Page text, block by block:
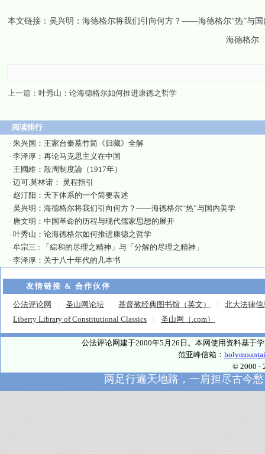
本文链接： 吴兴明：海德格尔将我们引向何方？——海德格尔“热”与国
海德格尔
上一篇： 叶秀山：论海德格尔如何推进康德之哲学
阅读排行
· 朱兴国：王家台秦墓竹简《归藏》全解
· 李泽厚：再论马克思主义在中国
· 王國維：殷周制度論（1917年）
· 迈可.莫林诺： 灵程指引
· 赵汀阳：天下体系的一个简要表述
· 吴兴明：海德格尔将我们引向何方？——海德格尔“热”与国内美学
· 唐文明：中国革命的历程与现代儒家思想的展开
· 叶秀山：论海德格尔如何推进康德之哲学
· 牟宗三 : 「綜和的尽理之精神」与「分解的尽理之精神」
· 李泽厚：关于八十年代的几本书
友情链接 & 合作伙伴
公法评论网 圣山网论坛 基督教经典图书馆（英文）
北大法律信
Liberty Library of Constitutional Classics
圣山网（.com）
公法评论网建于2000年5月26日。本网使用资料基于
范亚峰信箱：
© 2000 -
两足行遍天地路，一肩担尽古今